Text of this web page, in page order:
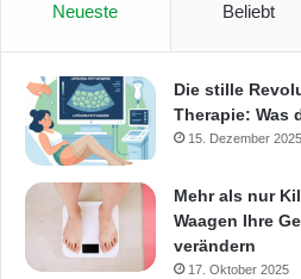
Neueste Beliebt
Die stille
Therapie: Was
15. Dezember 2025
Mehr als nur
Waagen Ihre
verändern
17. Oktober 2025